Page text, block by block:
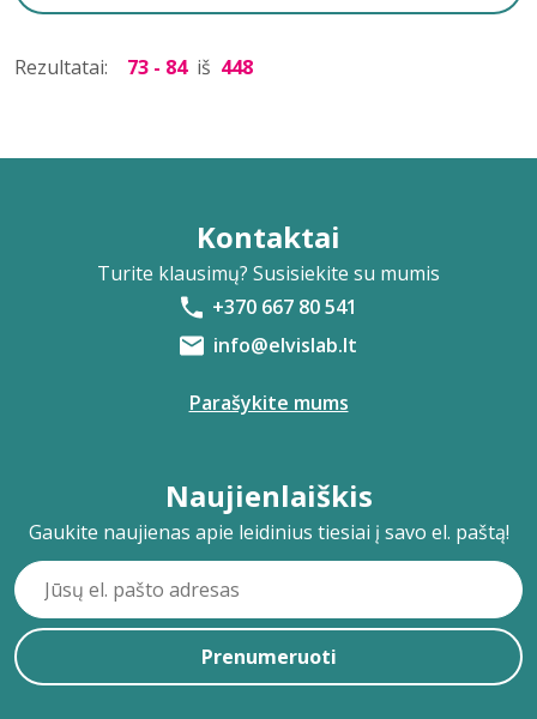
Rezultatai: 73 - 84 iš 448
Kontaktai
Turite klausimų? Susisiekite su mumis
+370 667 80 541
info@elvislab.lt
Parašykite mums
Naujienlaiškis
Gaukite naujienas apie leidinius tiesiai į savo el. paštą!
Prenumeruoti